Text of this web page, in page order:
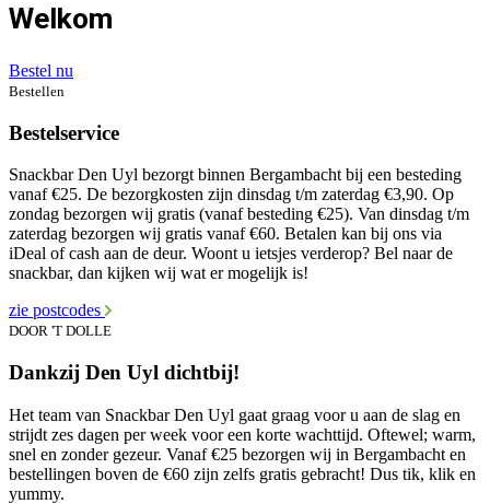
Welkom
Bestel nu
Bestellen
Bestelservice
Snackbar Den Uyl bezorgt binnen Bergambacht bij een besteding
vanaf €25. De bezorgkosten zijn dinsdag t/m zaterdag €3,90. Op
zondag bezorgen wij gratis (vanaf besteding €25). Van dinsdag t/m
zaterdag bezorgen wij gratis vanaf €60. Betalen kan bij ons via
iDeal of cash aan de deur. Woont u ietsjes verderop? Bel naar de
snackbar, dan kijken wij wat er mogelijk is!
zie postcodes
DOOR 'T DOLLE
Dankzij Den Uyl dichtbij!
Het team van Snackbar Den Uyl gaat graag voor u aan de slag en
strijdt zes dagen per week voor een korte wachttijd. Oftewel; warm,
snel en zonder gezeur. Vanaf €25 bezorgen wij in Bergambacht en
bestellingen boven de €60 zijn zelfs gratis gebracht! Dus tik, klik en
yummy.